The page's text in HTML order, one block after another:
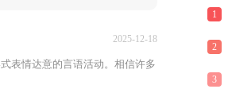
2025-12-18
表情达意的言语活动。相信许多
1
2
3